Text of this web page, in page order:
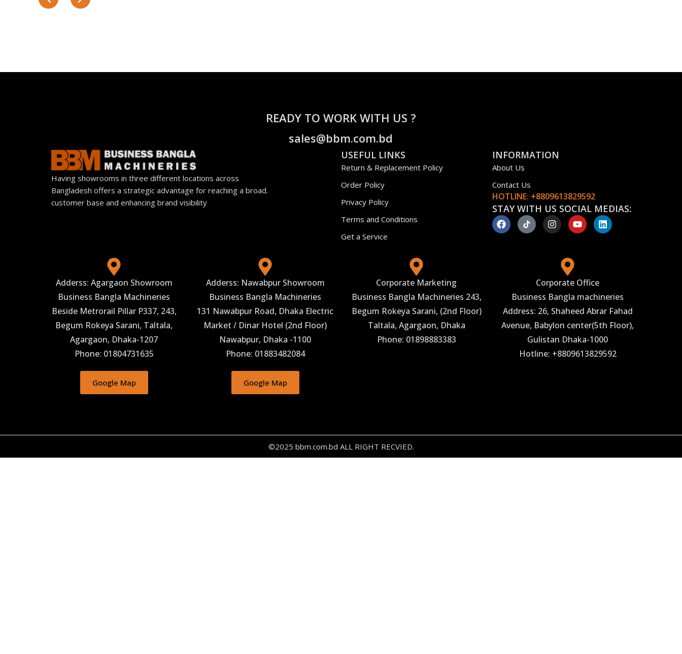
READY TO WORK WITH US ?
sales@bbm.com.bd
Having showrooms in three different locations across
Bangladesh offers a strategic advantage for reaching a broad.
customer base and enhancing brand visibility
USEFUL LINKS
Return & Replacement Policy
Order Policy
Privacy Policy
Terms and Conditions
Get a Service
INFORMATION
About Us
Contact Us
HOTLINE: +8809613829592
STAY WITH US SOCIAL MEDIAS:
Adderss: Agargaon Showroom
Business Bangla Machineries
Beside Metrorail Pillar P337, 243,
Begum Rokeya Sarani, Taltala,
Agargaon, Dhaka-1207
Phone: 01804731635
Google Map
Adderss: Nawabpur Showroom
Business Bangla Machineries
131 Nawabpur Road, Dhaka Electric
Market / Dinar Hotel (2nd Floor)
Nawabpur, Dhaka -1100
Phone: 01883482084
Google Map
Phone: 01898883383
Corporate Marketing
Business Bangla Machineries 243,
Begum Rokeya Sarani, (2nd Floor)
Taltala, Agargaon, Dhaka
Corporate Office
Business Bangla machineries
Address: 26, Shaheed Abrar Fahad
Avenue, Babylon center(5th Floor),
Gulistan Dhaka-1000
Hotline: +8809613829592
©2025 bbm.com.bd ALL RIGHT RECVIED.